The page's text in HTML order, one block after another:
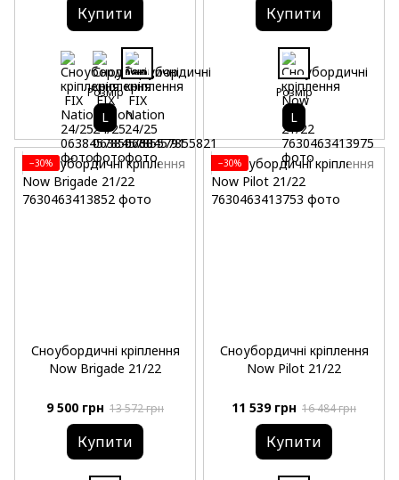
Купити
Розмір
L
Купити
Розмір
L
−30%
Сноубордичні кріплення
Now Brigade 21/22
9 500 грн 13 572 грн
Купити
−30%
Сноубордичні кріплення
Now Pilot 21/22
11 539 грн 16 484 грн
Купити